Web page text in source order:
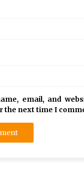
email, and
the next time I